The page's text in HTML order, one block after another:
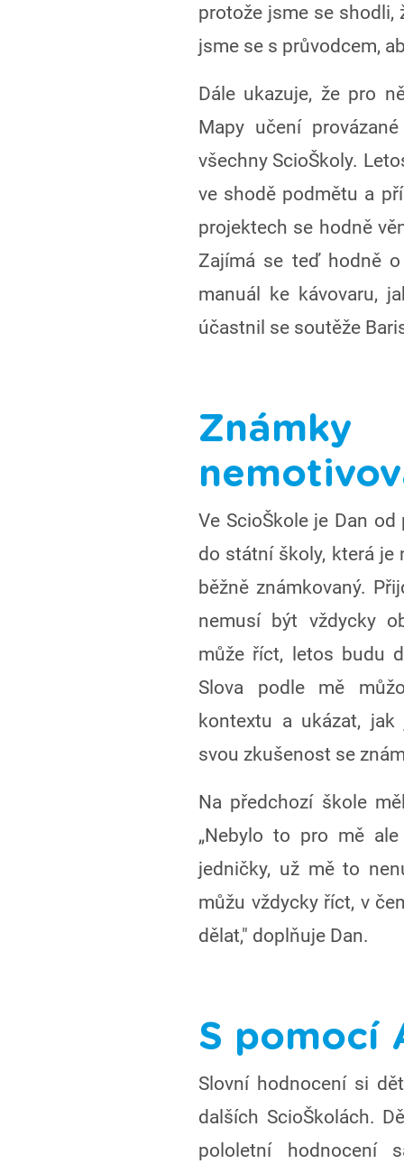
protože jsme se shodli,
jsme se s průvodcem,
Dále ukazuje, že pro
Mapy učení
všechny ScioŠkoly.
ve shodě podmětu a
projektech se hodně
Zajímá se teď hodně
manuál ke kávovaru,
účastnil se soutěže
Ve ScioŠkole je Dan
do státní školy, která je
běžně známkovaný.
nemusí být vždycky
může říct, letos budu
Slova podle mě
kontextu a ukázat,
svou zkušenost se
Na předchozí škole
„Nebylo to pro mě
jedničky, už mě to
můžu vždycky říct, v
dělat," doplňuje Dan.
S pomocí
Slovní hodnocení si
dalších ScioŠkolách.
pololetní hodnocení